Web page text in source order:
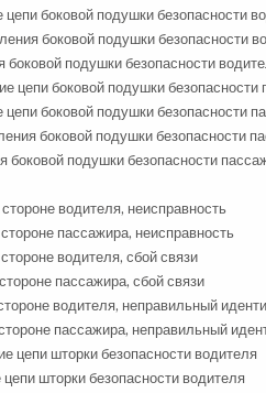
боковой подушки безопасности
боковой подушки безопасности
подушки безопасности
цепи боковой подушки безопасности
боковой подушки безопасности
боковой подушки безопасности
подушки безопасности
водителя, неисправность
пассажира, неисправность
водителя, сбой связи
пассажира, сбой связи
водителя, неправильный
пассажира, неправильный
цепи шторки безопасности водителя
шторки безопасности водителя